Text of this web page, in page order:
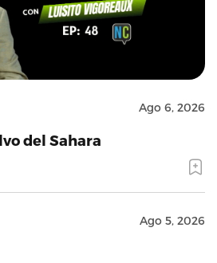
Ago 6, 2026
del Sahara
Ago 5, 2026